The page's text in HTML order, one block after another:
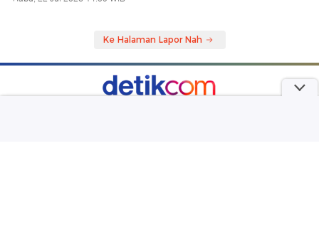
Ke Halaman Lapor Nah